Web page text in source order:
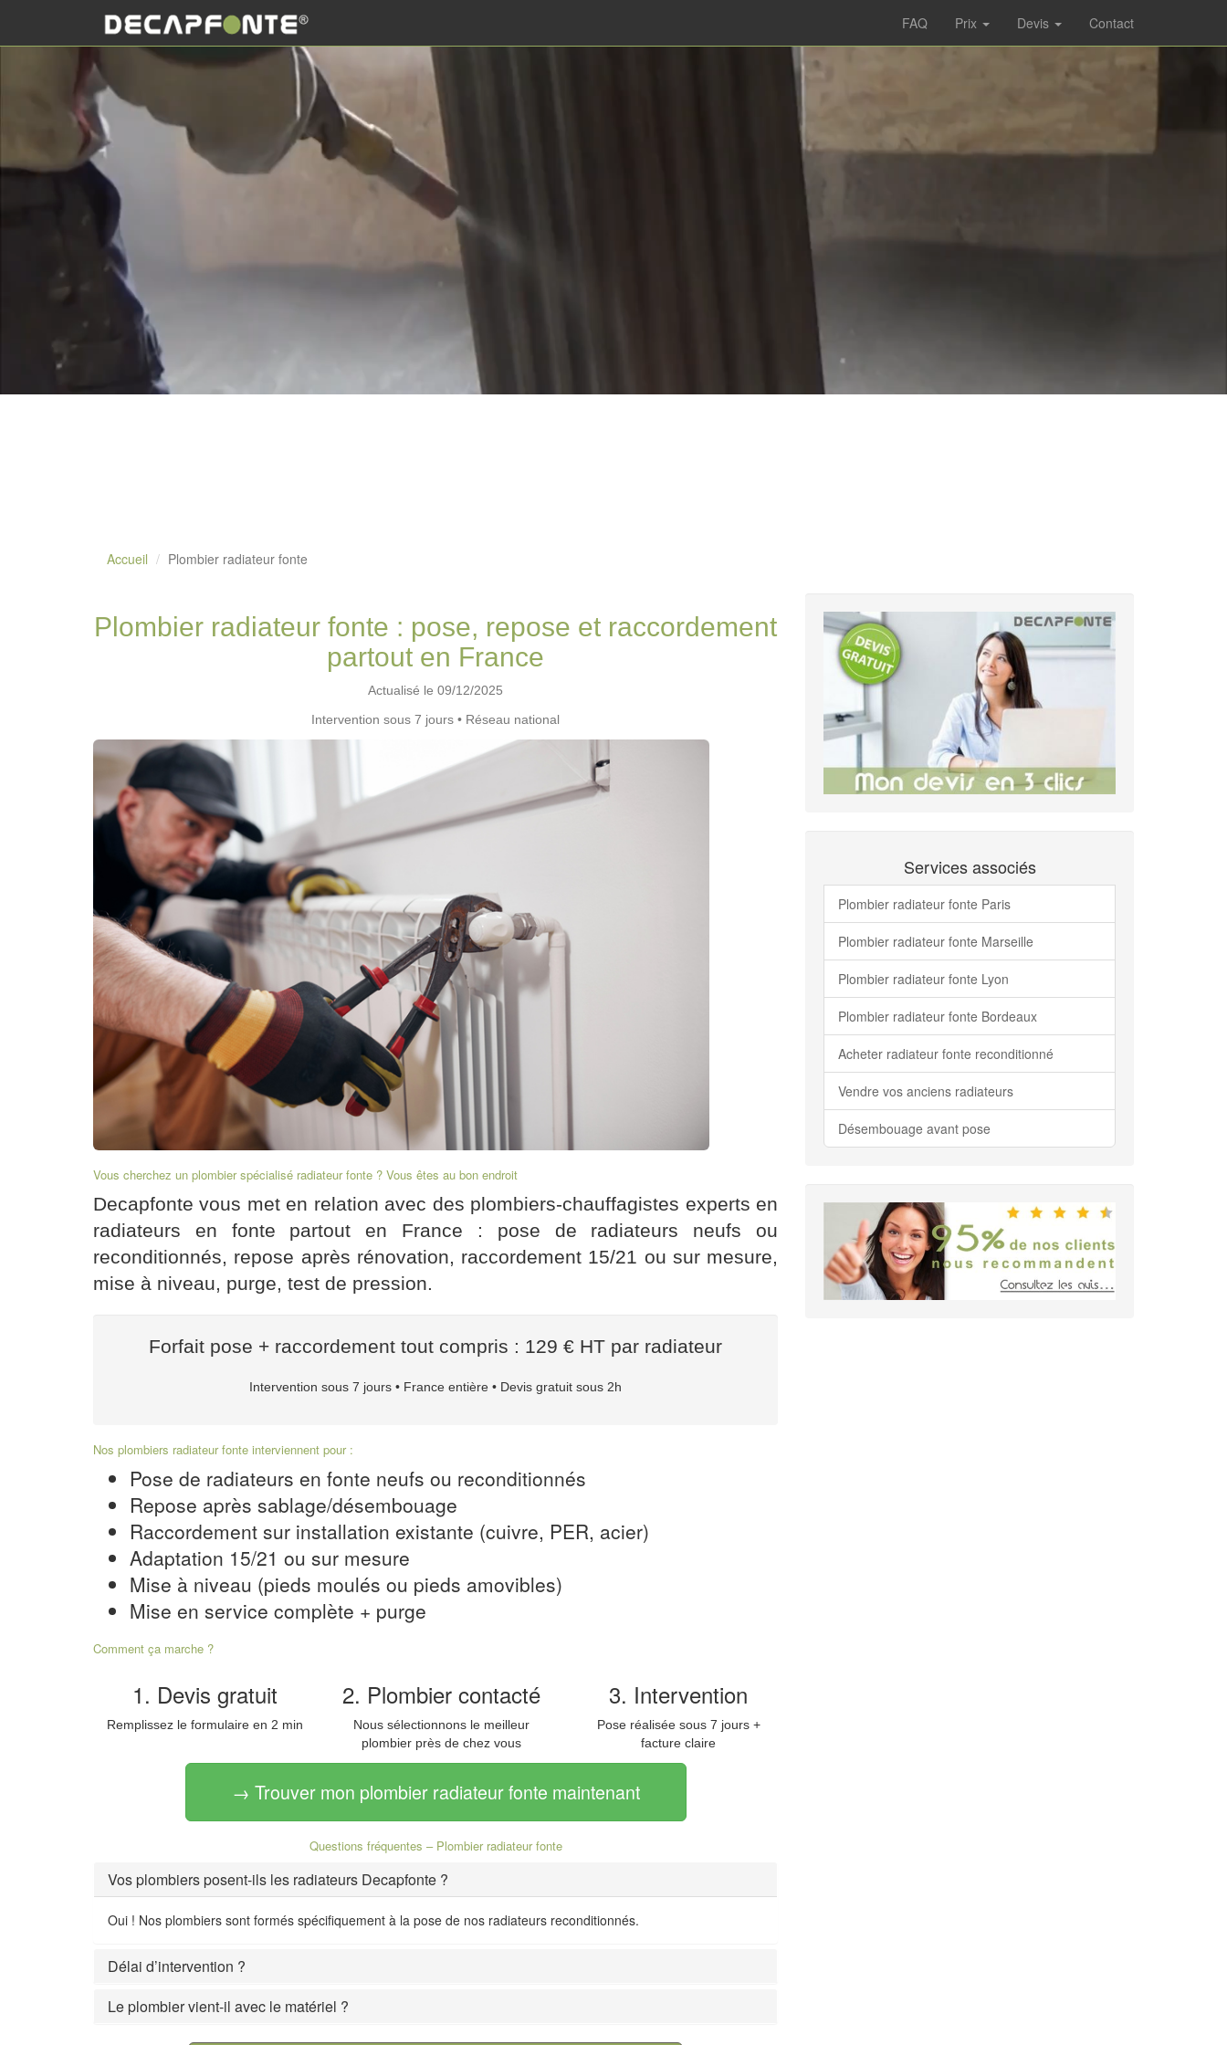
FAQ Prix Devis Contact
Accueil Plombier radiateur fonte
Plombier radiateur fonte : pose, repose et raccordement
partout en France
Actualisé le 09/12/2025
Intervention sous 7 jours • Réseau national
Vous cherchez un plombier spécialisé radiateur fonte ? Vous êtes au bon endroit
Decapfonte vous met en relation avec des plombiers-chauffagistes experts en
radiateurs en fonte partout en France : pose de radiateurs neufs ou
reconditionnés, repose après rénovation, raccordement 15/21 ou sur mesure,
mise à niveau, purge, test de pression.
Forfait pose + raccordement tout compris : 129 € HT par radiateur
Intervention sous 7 jours • France entière • Devis gratuit sous 2h
Nos plombiers radiateur fonte interviennent pour :
Pose de radiateurs en fonte neufs ou reconditionnés
Repose après sablage/désembouage
Raccordement sur installation existante (cuivre, PER, acier)
Adaptation 15/21 ou sur mesure
Mise à niveau (pieds moulés ou pieds amovibles)
Mise en service complète + purge
Comment ça marche ?
1. Devis gratuit
Remplissez le formulaire en 2 min
2. Plombier contacté
Nous sélectionnons le meilleur
plombier près de chez vous
3. Intervention
Pose réalisée sous 7 jours +
facture claire
→ Trouver mon plombier radiateur fonte maintenant
Questions fréquentes – Plombier radiateur fonte
Vos plombiers posent-ils les radiateurs Decapfonte ?
Oui ! Nos plombiers sont formés spécifiquement à la pose de nos radiateurs reconditionnés.
Délai d’intervention ?
Le plombier vient-il avec le matériel ?
Services associés
Plombier radiateur fonte Paris
Plombier radiateur fonte Marseille
Plombier radiateur fonte Lyon
Plombier radiateur fonte Bordeaux
Acheter radiateur fonte reconditionné
Vendre vos anciens radiateurs
Désembouage avant pose